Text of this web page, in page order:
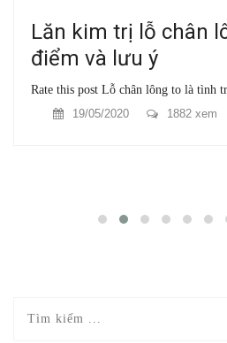
Lăn kim trị lỗ chân
điểm và lưu ý
Rate this post Lỗ chân lông to là tình
19/05/2020
1882 xem